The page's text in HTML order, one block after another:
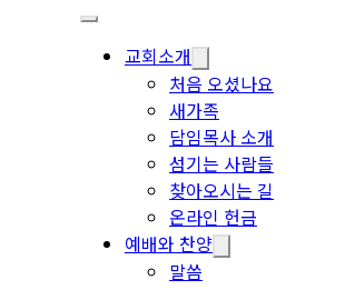
교회소개
처음 오셨나요
새가족
담임목사 소개
섬기는 사람들
찾아오시는 길
온라인 헌금
예배와 찬양
말씀